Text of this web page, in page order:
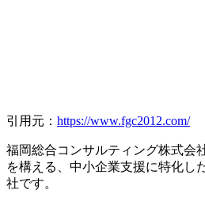
引用元： https://www.fgc2012.com/
福岡総合コンサルティング株式会
を構える、中小企業支援に特化し
社です。